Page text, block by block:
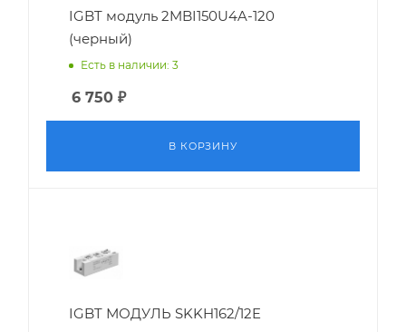
IGBT модуль 2MBI150U4A-120
(черный)
Есть в наличии: 3
6 750 ₽
В КОРЗИНУ
IGBT МОДУЛЬ SKKH162/12E